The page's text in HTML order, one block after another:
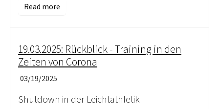
Read more
19.03.2025: Rückblick - Training in den
Zeiten von Corona
03/19/2025
Shutdown in der Leichtathletik